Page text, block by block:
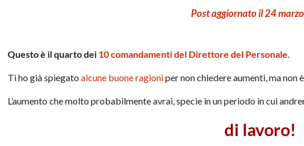
Post aggiornato il 24
Questo è il quarto dei 10 comandamenti del Direttore del Personale.
Ti ho già spiegatoalcune buone ragioniper non chiedere aumenti, ma non
L’aumento che molto probabilmente avrai, specie in un periodo in cui
di lavoro!